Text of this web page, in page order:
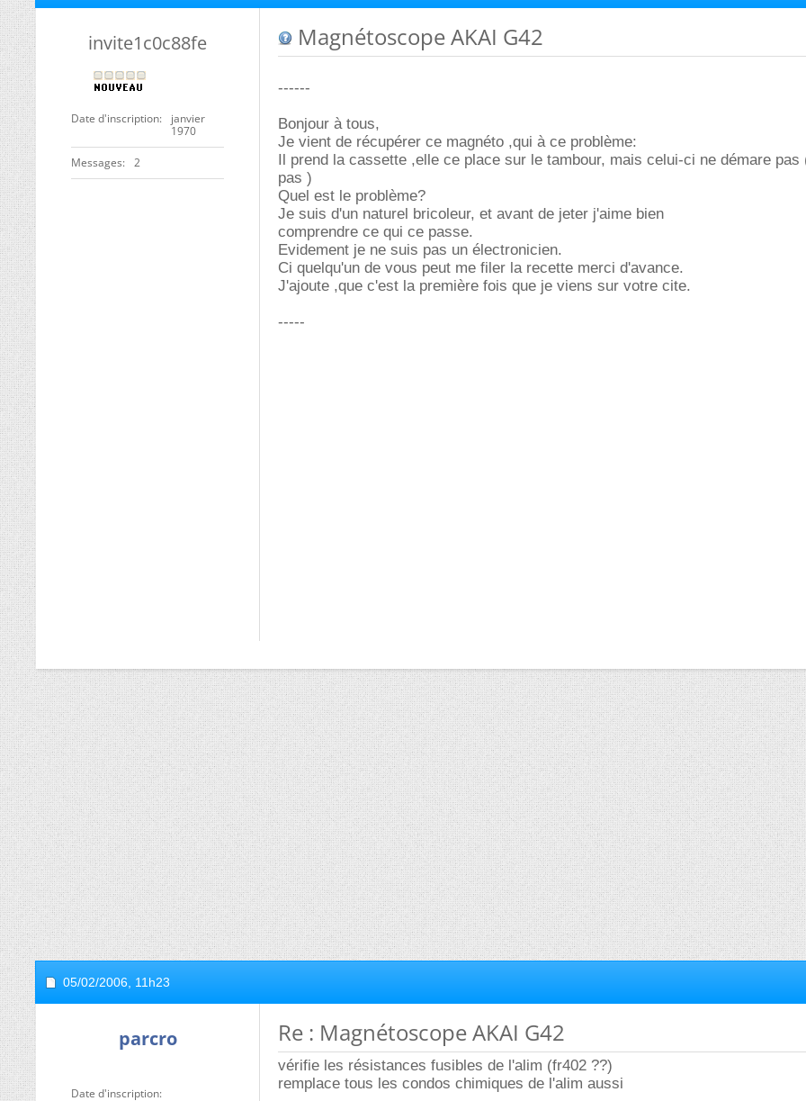
invite1c0c88fe
Date d'inscription
janvier
1970
Messages 2
Magnétoscope AKAI G42
------
Bonjour à tous,
Je vient de récupérer ce magnéto ,qui à ce problème:
Il prend la cassette ,elle ce place sur le tambour, mais celui-ci ne démare pas
pas )
Quel est le problème?
Je suis d'un naturel bricoleur, et avant de jeter j'aime bien
comprendre ce qui ce passe.
Evidement je ne suis pas un électronicien.
Ci quelqu'un de vous peut me filer la recette merci d'avance.
J'ajoute ,que c'est la première fois que je viens sur votre cite.
-----
05/02/2006, 11h23
parcro
Date d'inscription
Re : Magnétoscope AKAI G42
vérifie les résistances fusibles de l'alim (fr402 ??)
remplace tous les condos chimiques de l'alim aussi